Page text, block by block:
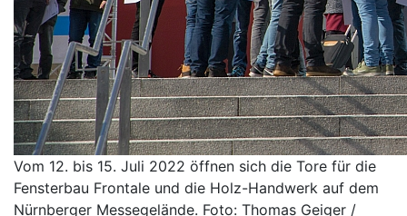
Vom 12. bis 15. Juli 2022 öffnen sich die Tore für die
Fensterbau Frontale und die Holz-Handwerk auf dem
Nürnberger Messegelände. Foto: Thomas Geiger /